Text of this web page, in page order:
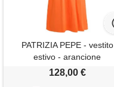
PATRIZIA PEPE - vestito
estivo - arancione
128,00 €